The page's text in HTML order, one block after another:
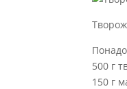
500 г
150 г